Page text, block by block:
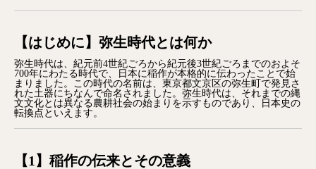
【はじめに】弥生時代とは何か
弥生時代は、紀元前4世紀ごろから紀元後3世紀ごろまでのおよそ
700年にわたる時代で、日本に稲作が本格的に伝わったことで始
まりました。この時代の名前は、東京都文京区の弥生町で発見さ
れた土器にちなんで命名されました。弥生時代は、それまでの縄
文文化とは異なる農耕社会の始まりを示すものであり、日本史の
転換点といえます。
【1】稲作の伝来とその意義